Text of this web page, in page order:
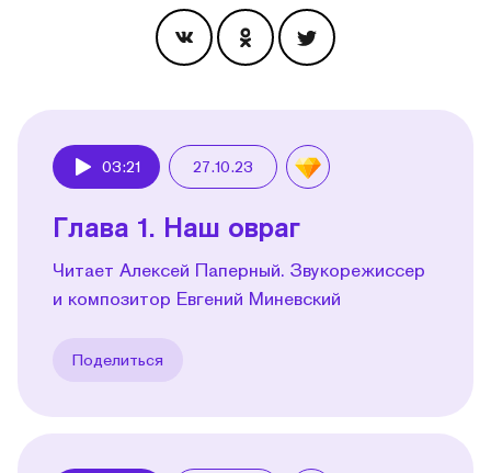
03:21 27.10.23
Глава 1. Наш овраг
Читает Алексей Паперный. Звукорежиссер
и композитор Евгений Миневский
Поделиться